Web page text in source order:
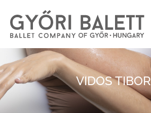
VIDOS TIBOR